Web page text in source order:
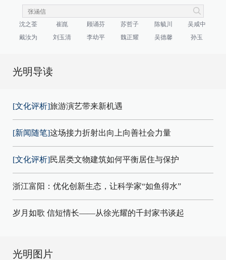
沈之荃 崔崑 顾诵芬 苏哲子 陈毓川
吴咸中
戴汝为
刘玉清 李幼平 魏正耀 吴德馨 孙玉
光明导读
[文化评析]旅游演艺带来新机遇
[新闻随笔]这场接力折射出向上向善社会力量
[文化评析]民居类文物建筑如何平衡居住与保护
浙江富阳：优化创新生态，让科学家“如鱼得水”
岁月如歌 信短情长——从徐光耀的千封家书谈起
光明图片